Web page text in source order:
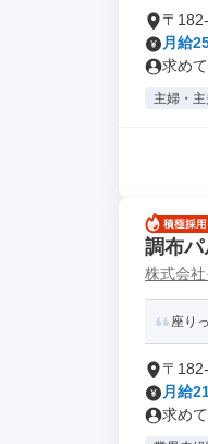
〒
月給
求め
主婦・
調布パ
株式会
座り
〒
月給
求め